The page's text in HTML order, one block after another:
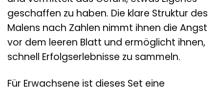
geschaffen zu haben. Die klare Struktur des
Malens nach Zahlen nimmt ihnen die Angst
vor dem leeren Blatt und ermöglicht ihnen,
schnell Erfolgserlebnisse zu sammeln.
Für Erwachsene ist dieses Set eine